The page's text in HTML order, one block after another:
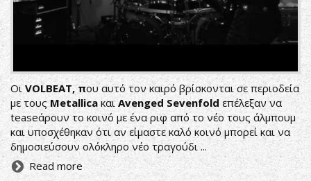
ΟιVOLBEAT, που αυτό τον καιρό βρίσκονται σε περιοδεία
με τουςMetallica και Avenged Sevenfold επέλεξαν να
teaseάρουν το κοινό με ένα ριφ από το νέο τους άλμπουμ
και υποσχέθηκαν ότι αν είμαστε καλό κοινό μπορεί και να
δημοσιεύσουν ολόκληρο νέο τραγούδι ...
Read more